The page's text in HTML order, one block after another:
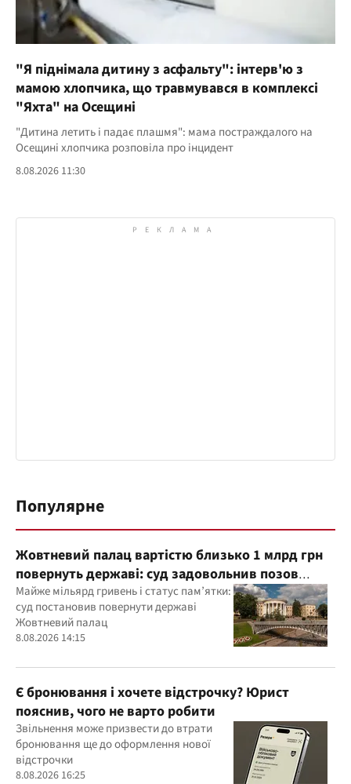
"Я піднімала дитину з асфальту": інтерв'ю з
мамою хлопчика, що травмувався в комплексі
"Яхта" на Осещині
"Дитина летить і падає плашмя": мама постраждалого на
Осещині хлопчика розповіла про інцидент
8.08.2026 11:30
Популярне
Жовтневий палац вартістю близько 1 млрд грн
повернуть державі: суд задовольнив позов
прокуратури
Майже мільярд гривень і статус пам’ятки:
суд постановив повернути державі
Жовтневий палац
8.08.2026 14:15
Є бронювання і хочете відстрочку? Юрист
пояснив, чого не варто робити
Звільнення може призвести до втрати
бронювання ще до оформлення нової
відстрочки
8.08.2026 16:25